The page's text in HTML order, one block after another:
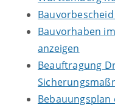
Bauvorhaben
anzeigen
Beauftragung
Bebauungsplan